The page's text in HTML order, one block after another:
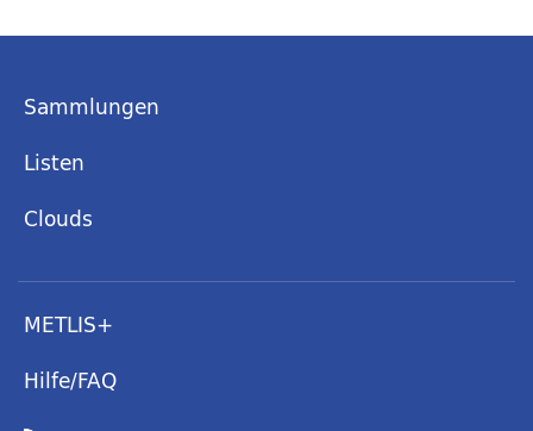
Sammlungen
Listen
Clouds
METLIS+
Hilfe/FAQ